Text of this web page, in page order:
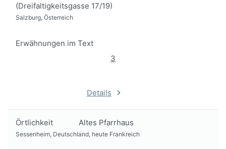
(Dreifaltigkeitsgasse 17/19)
Salzburg, Österreich
Erwähnungen im Text
3
Details
Örtlichkeit Altes Pfarrhaus
Sessenheim, Deutschland, heute Frankreich